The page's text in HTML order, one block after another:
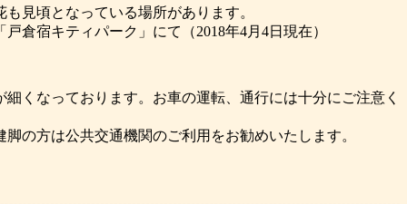
見頃となっている場所があります。
倉宿キティパーク」にて（2018年4月4日現在）
くなっております。お車の運転、通行には十分にご注意く
の方は公共交通機関のご利用をお勧めいたします。